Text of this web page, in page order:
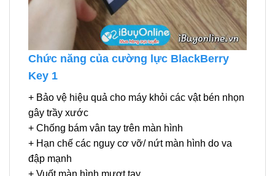
Chức năng của cường lực BlackBerry
Key 1
+ Bảo vệ hiệu quả cho máy khỏi các vật bén nhọn
gây trầy xước
+ Chống bám vân tay trên màn hình
+ Hạn chế các nguy cơ vỡ/ nứt màn hình do va
đập mạnh
+ Vuốt màn hình mượt tay